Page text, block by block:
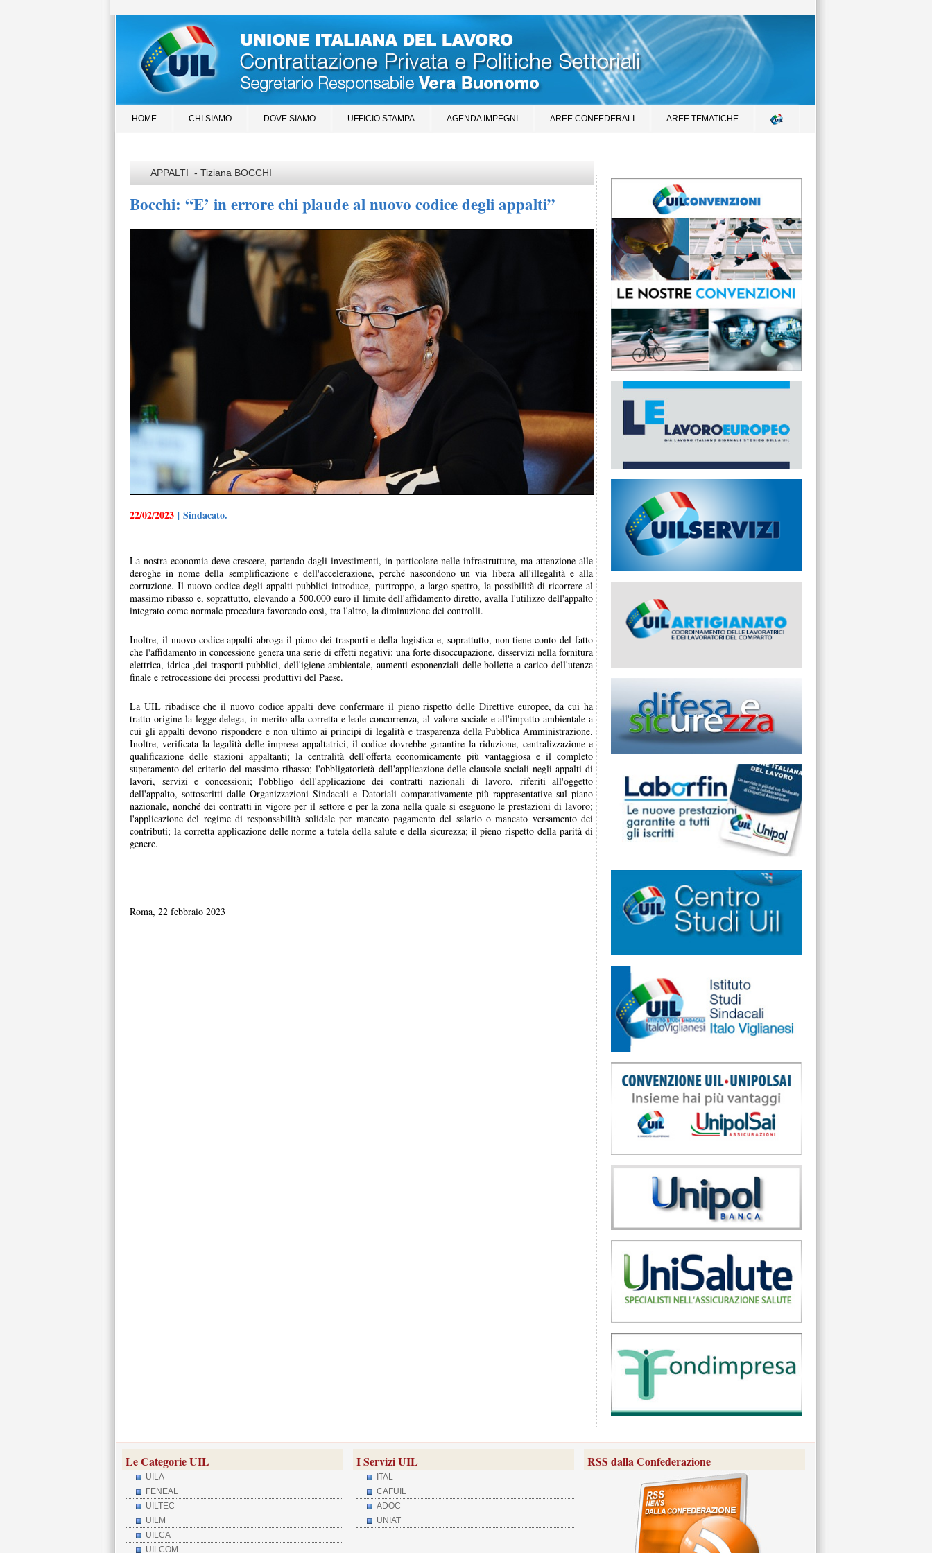
HOME CHI SIAMO DOVE SIAMO UFFICIO STAMPA AGENDA IMPEGNI AREE CONFEDERALI AREE TEMATICHE
APPALTI - Tiziana BOCCHI
Bocchi: “E’ in errore chi plaude al nuovo codice degli appalti”
22/02/2023 | Sindacato.
La nostra economia deve crescere, partendo dagli investimenti, in particolare nelle infrastrutture, ma attenzione alle
deroghe in nome della semplificazione e dell'accelerazione, perché nascondono un via libera all'illegalità e alla
corruzione. Il nuovo codice degli appalti pubblici introduce, purtroppo, a largo spettro, la possibilità di ricorrere al
massimo ribasso e, soprattutto, elevando a 500.000 euro il limite dell'affidamento diretto, avalla l'utilizzo dell'appalto
integrato come normale procedura favorendo così, tra l'altro, la diminuzione dei controlli.
Inoltre, il nuovo codice appalti abroga il piano dei trasporti e della logistica e, soprattutto, non tiene conto del fatto
che l'affidamento in concessione genera una serie di effetti negativi: una forte disoccupazione, disservizi nella fornitura
elettrica, idrica ,dei trasporti pubblici, dell'igiene ambientale, aumenti esponenziali delle bollette a carico dell'utenza
finale e retrocessione dei processi produttivi del Paese.
La UIL ribadisce che il nuovo codice appalti deve confermare il pieno rispetto delle Direttive europee, da cui ha
tratto origine la legge delega, in merito alla corretta e leale concorrenza, al valore sociale e all'impatto ambientale a
cui gli appalti devono rispondere e non ultimo ai principi di legalità e trasparenza della Pubblica Amministrazione.
Inoltre, verificata la legalità delle imprese appaltatrici, il codice dovrebbe garantire la riduzione, centralizzazione e
qualificazione delle stazioni appaltanti; la centralità dell'offerta economicamente più vantaggiosa e il completo
superamento del criterio del massimo ribasso; l'obbligatorietà dell'applicazione delle clausole sociali negli appalti di
lavori, servizi e concessioni; l'obbligo dell'applicazione dei contratti nazionali di lavoro, riferiti all'oggetto
dell'appalto, sottoscritti dalle Organizzazioni Sindacali e Datoriali comparativamente più rappresentative sul piano
nazionale, nonché dei contratti in vigore per il settore e per la zona nella quale si eseguono le prestazioni di lavoro;
l'applicazione del regime di responsabilità solidale per mancato pagamento del salario o mancato versamento dei
contributi; la corretta applicazione delle norme a tutela della salute e della sicurezza; il pieno rispetto della parità di
genere.
Roma, 22 febbraio 2023
Le Categorie UIL
UILA
FENEAL
UILTEC
UILM
UILCA
UILCOM
I Servizi UIL
ITAL
CAFUIL
ADOC
UNIAT
RSS dalla Confederazione